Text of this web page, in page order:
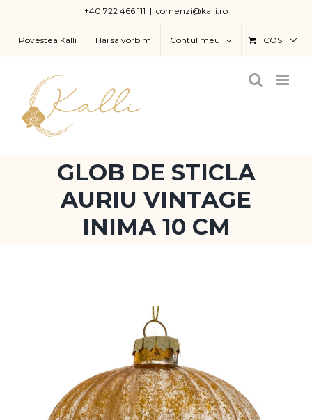
content
+40 722 466 111 | comenzi@kalli.ro
Povestea Kalli Hai sa vorbim Contul meu COS
GLOB DE STICLA
AURIU VINTAGE
INIMA 10 CM